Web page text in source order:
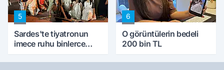
5
Sardes'te tiyatronun
imece ruhu binlerce
6
O görüntülerin bedeli
200 bin TL